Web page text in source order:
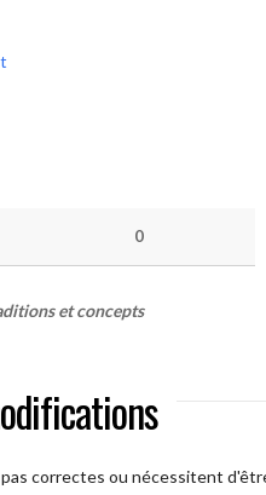
0
et concepts
correctes ou nécessitent